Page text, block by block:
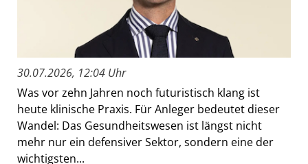
30.07.2026, 12:04 Uhr
Was vor zehn Jahren noch futuristisch klang ist
heute klinische Praxis. Für Anleger bedeutet dieser
Wandel: Das Gesundheitswesen ist längst nicht
mehr nur ein defensiver Sektor, sondern eine der
wichtigsten...